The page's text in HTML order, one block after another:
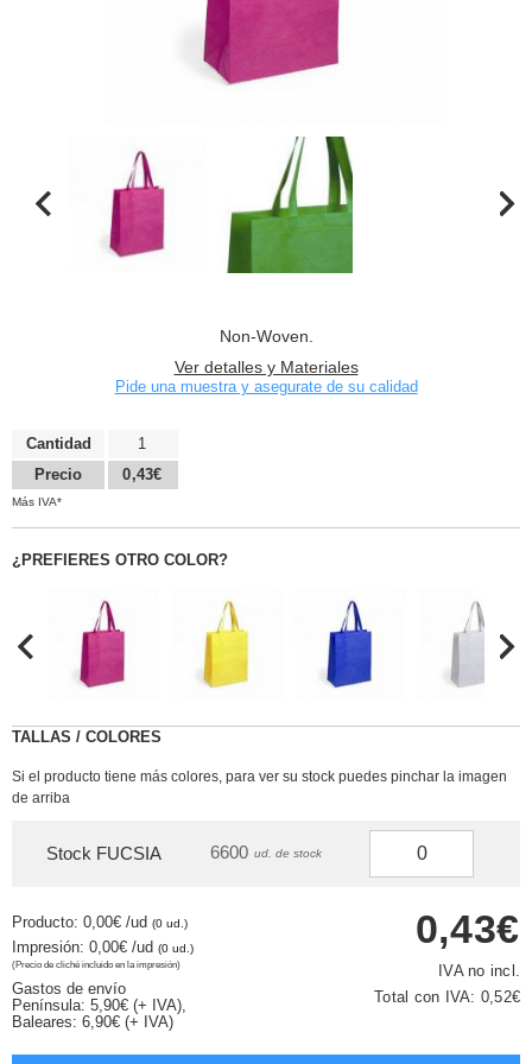
Non-Woven.
Ver detalles y Materiales
Pide una muestra y asegurate de su calidad
Cantidad
Precio
1
0,43€
Más IVA*
¿PREFIERES OTRO COLOR?
TALLAS / COLORES
Si el producto tiene más colores, para ver su stock puedes pinchar la imagen
de arriba
Stock FUCSIA 6600 ud. de stock
Producto: 0,00€ /ud (0 ud.)
Impresión: 0,00€ /ud (0 ud.)
(Precio de cliché incluido en la impresión)
Gastos de envío
Península: 5,90€ (+ IVA),
Baleares: 6,90€ (+ IVA)
0,43€
IVA no incl.
Total con IVA: 0,52€